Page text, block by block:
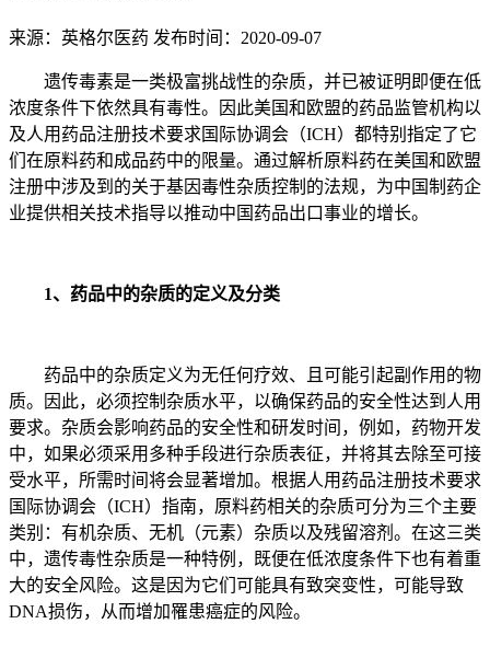
来源：英格尔医药 发布时间：2020-09-07
遗传毒素是一类极富挑战性的杂质，并已被证明即便在低
浓度条件下依然具有毒性。因此美国和欧盟的药品监管机构以
及人用药品注册技术要求国际协调会（ICH）都特别指定了它
们在原料药和成品药中的限量。通过解析原料药在美国和欧盟
注册中涉及到的关于基因毒性杂质控制的法规，为中国制药企
业提供相关技术指导以推动中国药品出口事业的增长。
1、药品中的杂质的定义及分类
药品中的杂质定义为无任何疗效、且可能引起副作用的物
质。因此，必须控制杂质水平，以确保药品的安全性达到人用
要求。杂质会影响药品的安全性和研发时间，例如，药物开发
中，如果必须采用多种手段进行杂质表征，并将其去除至可接
受水平，所需时间将会显著增加。根据人用药品注册技术要求
国际协调会（ICH）指南，原料药相关的杂质可分为三个主要
类别：有机杂质、无机（元素）杂质以及残留溶剂。在这三类
中，遗传毒性杂质是一种特例，既便在低浓度条件下也有着重
大的安全风险。这是因为它们可能具有致突变性，可能导致
DNA损伤，从而增加罹患癌症的风险。